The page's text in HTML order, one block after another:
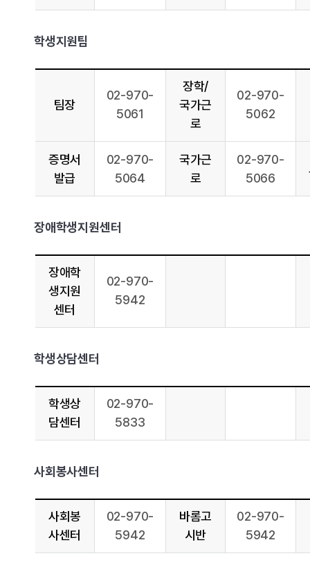
학생지원팀
팀장
02-970-
5061
장학/
국가근
로
02-970-
5062
증명서
발급
02-970-
5064
국가근
로
02-970-
5066
장애학생지원센터
장애학
생지원
센터
02-970-
5942
학생상담센터
학생상
담센터
02-970-
5833
사회봉사센터
사회봉
사센터
02-970-
5942
바롬고
시반
02-970-
5942